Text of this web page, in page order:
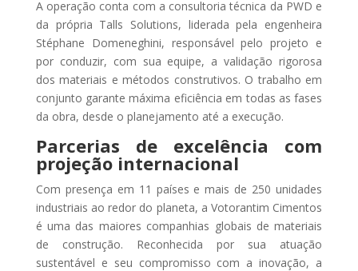
A operação conta com a consultoria técnica da PWD e
da própria Talls Solutions, liderada pela engenheira
Stéphane Domeneghini, responsável pelo projeto e
por conduzir, com sua equipe, a validação rigorosa
dos materiais e métodos construtivos. O trabalho em
conjunto garante máxima eficiência em todas as fases
da obra, desde o planejamento até a execução.
Parcerias de excelência com
projeção internacional
Com presença em 11 países e mais de 250 unidades
industriais ao redor do planeta, a Votorantim Cimentos
é uma das maiores companhias globais de materiais
de construção. Reconhecida por sua atuação
sustentável e seu compromisso com a inovação, a